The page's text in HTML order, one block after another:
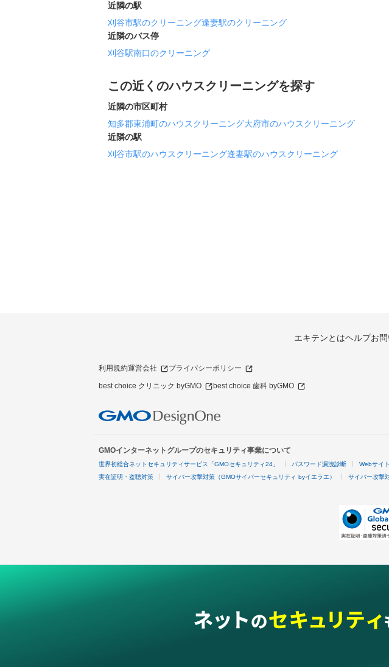
近隣の駅
刈谷市駅のクリーニング逢妻駅のクリーニング
近隣のバス停
刈谷駅南口のクリーニング
この近くのハウスクリーニングを探す
近隣の市区町村
知多郡東浦町のハウスクリーニング大府市のハウスクリーニング
近隣の駅
刈谷市駅のハウスクリーニング逢妻駅のハウスクリーニング
エキテンとはヘルプお
利用規約運営会社 プライバシーポリシー
best choice クリニック byGMO best choice 歯科 byGMO
GMOインターネットグループのセキュリティ事業について
世界初総合ネットセキュリティサービス「GMOセキュリティ24」 パスワード漏洩診断 Webサイ
実在証明・盗聴対策 サイバー攻撃対策（GMOサイバーセキュリティ byイエラエ） サイバー攻撃